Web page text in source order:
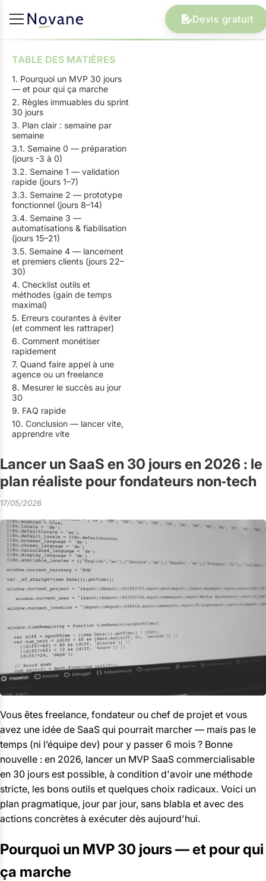
Devis gratuit
TABLE DES MATIÈRES
1. Pourquoi un MVP 30 jours
— et pour qui ça marche
2. Règles immuables du sprint
30 jours
3. Plan clair : semaine par
semaine
3.1. Semaine 0 — préparation
(jours -3 à 0)
3.2. Semaine 1 — validation
rapide (jours 1–7)
3.3. Semaine 2 — prototype
fonctionnel (jours 8–14)
3.4. Semaine 3 —
automatisations & fiabilisation
(jours 15–21)
3.5. Semaine 4 — lancement
et premiers clients (jours 22–
30)
4. Checklist outils et
méthodes (gain de temps
maximal)
5. Erreurs courantes à éviter
(et comment les rattraper)
6. Comment monétiser
rapidement
7. Quand faire appel à une
agence ou un freelance
8. Mesurer le succès au jour
30
9. FAQ rapide
10. Conclusion — lancer vite,
apprendre vite
Lancer un SaaS en 30 jours en 2026 : le
plan réaliste pour fondateurs non‑tech
17/05/2026
Vous êtes freelance, fondateur ou chef de projet et vous
avez une idée de SaaS qui pourrait marcher — mais pas le
temps (ni l’équipe dev) pour y passer 6 mois ? Bonne
nouvelle : en 2026, lancer un MVP SaaS commercialisable
en 30 jours est possible, à condition d'avoir une méthode
stricte, les bons outils et quelques choix radicaux. Voici un
plan pragmatique, jour par jour, sans blabla et avec des
actions concrètes à exécuter dès aujourd'hui.
Pourquoi un MVP 30 jours — et pour qui
ça marche